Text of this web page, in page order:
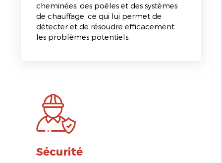
cheminées, des poêles et des systèmes
de chauffage, ce qui lui permet de
détecter et de résoudre efficacement
les problèmes potentiels.
Sécurité